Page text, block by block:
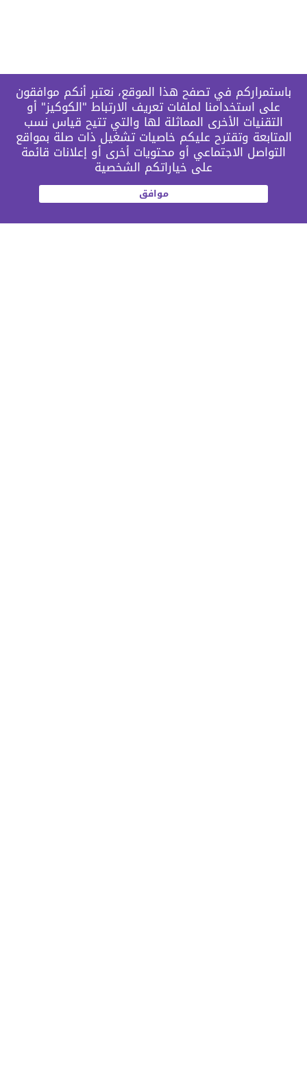
باستمراركم في تصفح هذا الموقع، نعتبر أنكم موافقون
على استخدامنا لملفات تعريف الارتباط "الكوكيز" أو
التقنيات الأخرى المماثلة لها والتي تتيح قياس نسب
المتابعة وتقترح عليكم خاصيات تشغيل ذات صلة بمواقع
التواصل الاجتماعي أو محتويات أخرى أو إعلانات قائمة
على خياراتكم الشخصية
موافق